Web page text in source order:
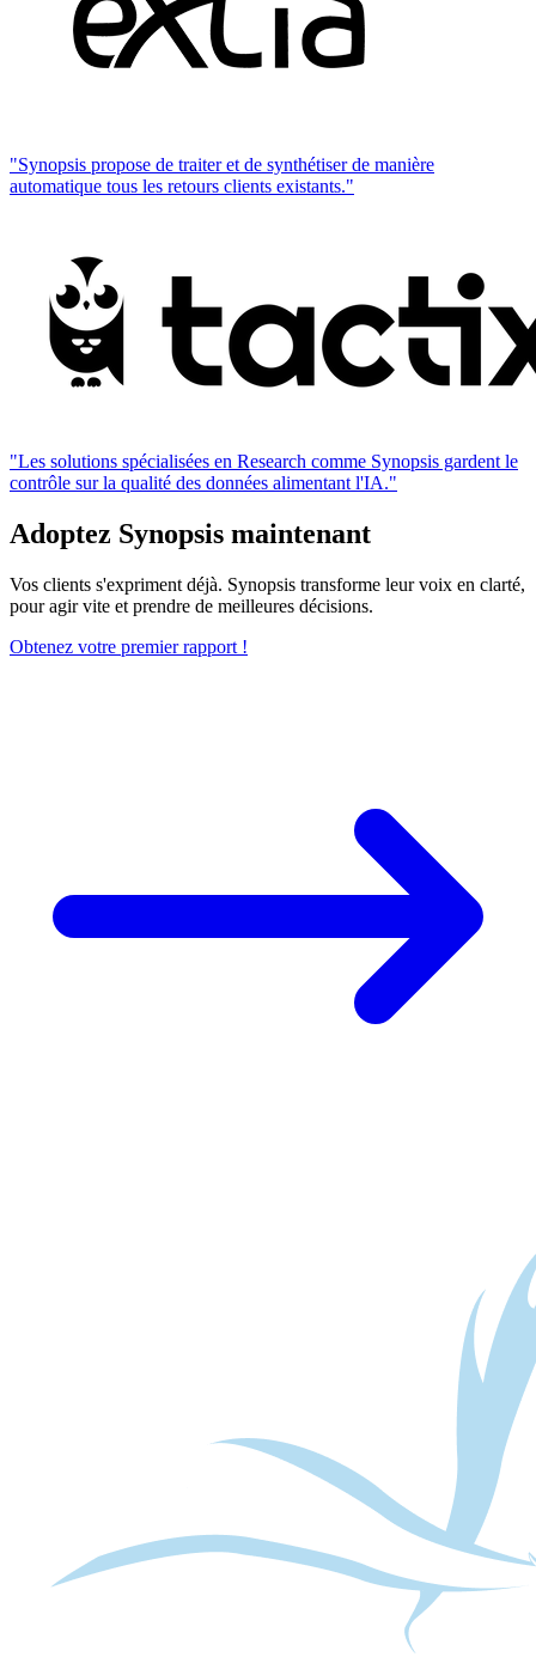
"Synopsis propose de traiter et de synthétiser de manière
automatique tous les retours clients existants."
"Les solutions spécialisées en Research comme Synopsis gardent le
contrôle sur la qualité des données alimentant l'IA."
Adoptez Synopsis maintenant
Vos clients s'expriment déjà. Synopsis transforme leur voix en clarté,
pour agir vite et prendre de meilleures décisions.
Obtenez votre premier rapport !